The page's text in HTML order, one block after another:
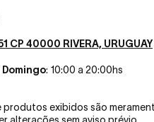
CP 40000 RIVERA, URUGUAY
: 10:00 a 20:00hs
produtos exibidos são
alterações sem aviso prévio.